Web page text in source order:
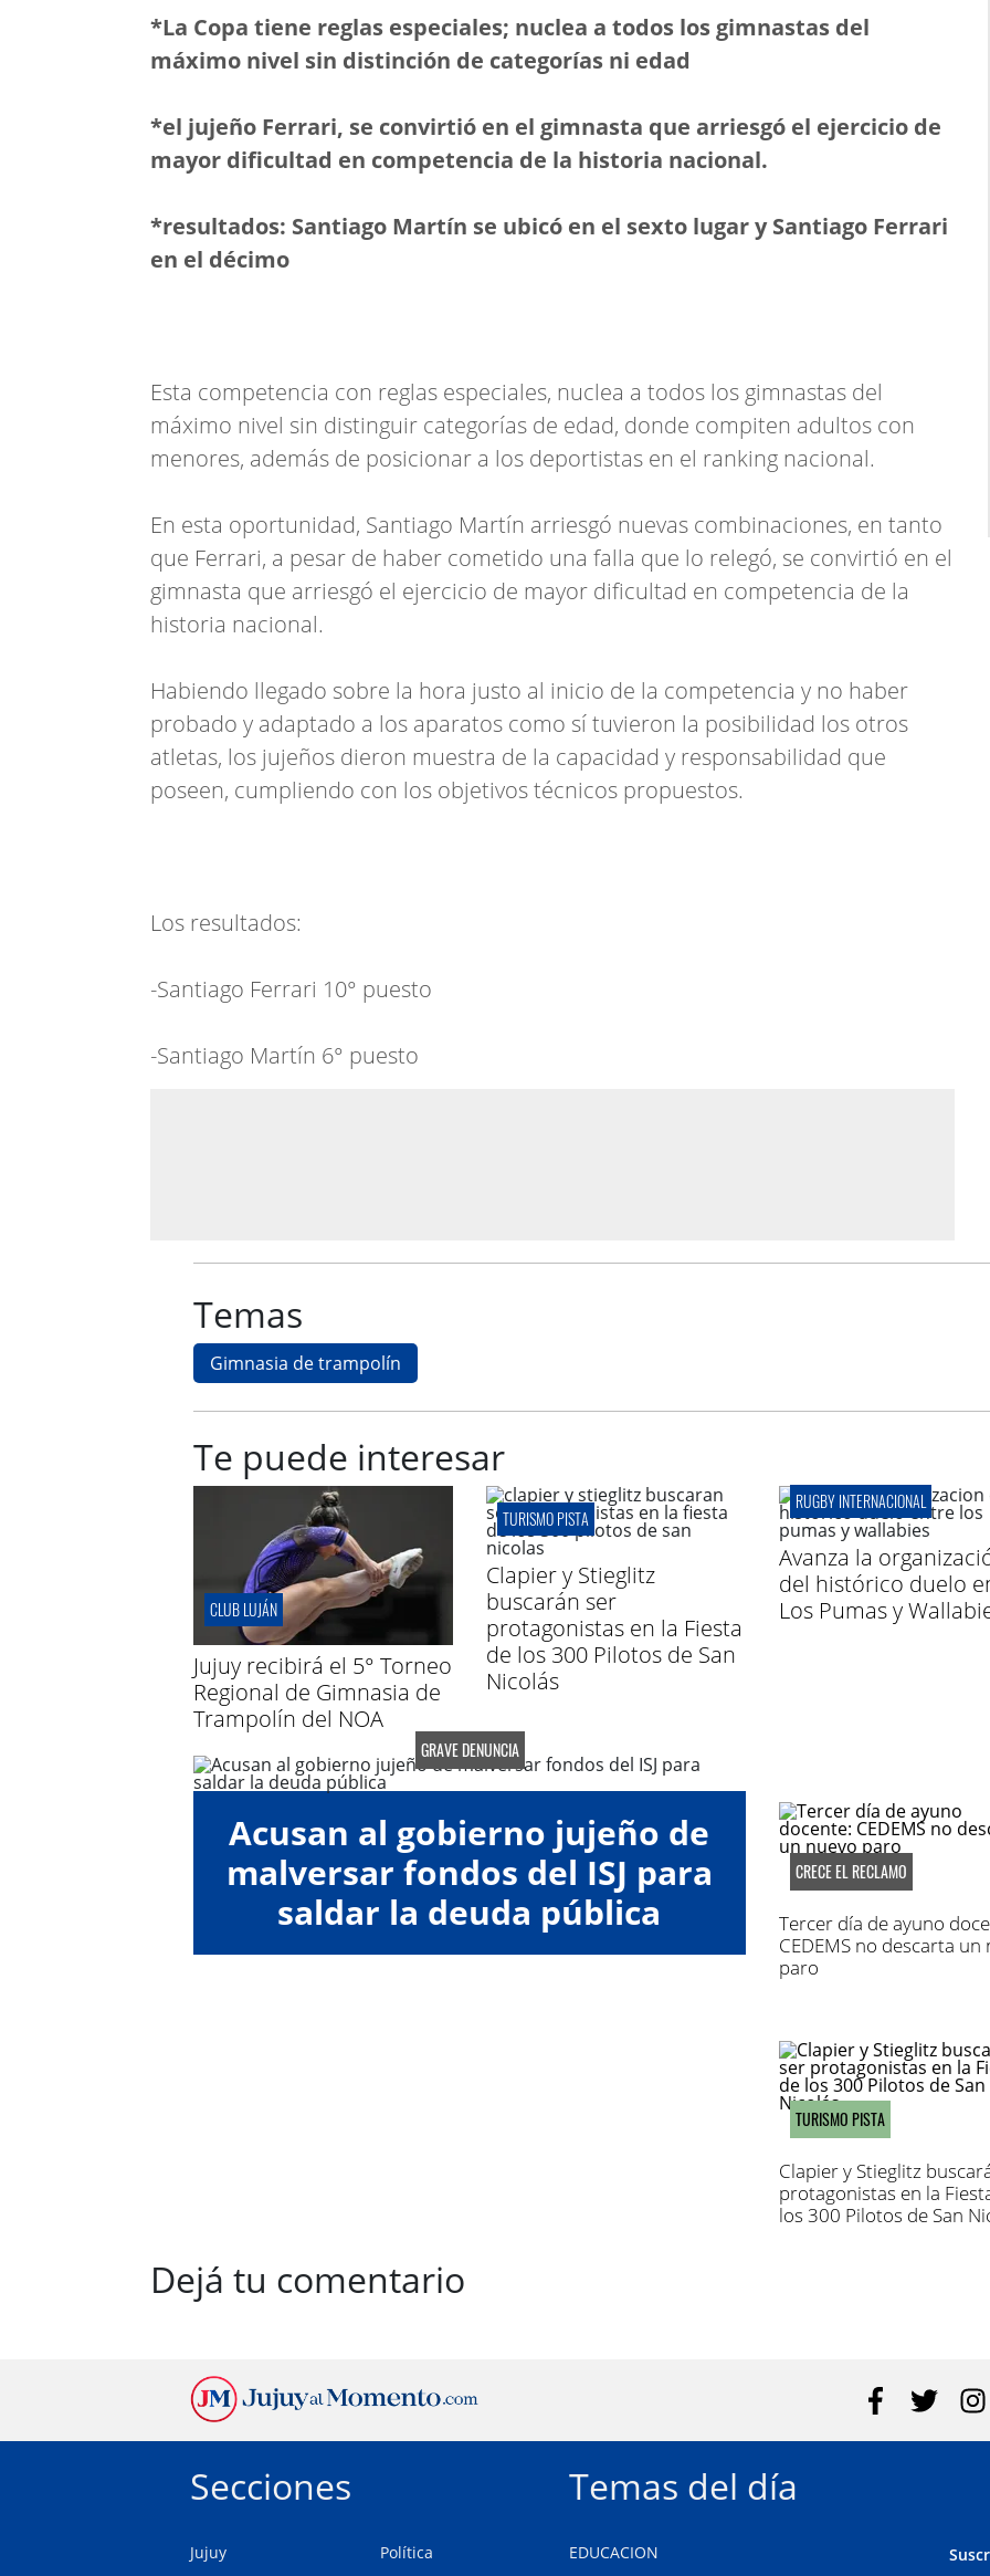
*La Copa tiene reglas especiales; nuclea a todos los gimnastas del
máximo nivel sin distinción de categorías ni edad
*el jujeño Ferrari, se convirtió en el gimnasta que arriesgó el ejercicio de
mayor dificultad en competencia de la historia nacional.
*resultados: Santiago Martín se ubicó en el sexto lugar y Santiago Ferrari
en el décimo
Esta competencia con reglas especiales, nuclea a todos los gimnastas del
máximo nivel sin distinguir categorías de edad, donde compiten adultos con
menores, además de posicionar a los deportistas en el ranking nacional.
En esta oportunidad, Santiago Martín arriesgó nuevas combinaciones, en tanto
que Ferrari, a pesar de haber cometido una falla que lo relegó, se convirtió en el
gimnasta que arriesgó el ejercicio de mayor dificultad en competencia de la
historia nacional.
Habiendo llegado sobre la hora justo al inicio de la competencia y no haber
probado y adaptado a los aparatos como sí tuvieron la posibilidad los otros
atletas, los jujeños dieron muestra de la capacidad y responsabilidad que
poseen, cumpliendo con los objetivos técnicos propuestos.
Los resultados:
-Santiago Ferrari 10° puesto
-Santiago Martín 6° puesto
Temas
Gimnasia de trampolín
Te puede interesar
CLUB LUJÁN
Jujuy recibirá el 5° Torneo
Regional de Gimnasia de
Trampolín del NOA
TURISMO PISTA
Clapier y Stieglitz
buscarán ser
protagonistas en la Fiesta
de los 300 Pilotos de San
Nicolás
RUGBY INTERNACIONAL
Avanza la
del histórico duelo
Los Pumas y
GRAVE DENUNCIA
Acusan al gobierno jujeño de
malversar fondos del ISJ para
saldar la deuda pública
CRECE EL RECLAMO
Tercer día de ayuno
CEDEMS no descarta un
paro
TURISMO PISTA
Clapier y Stieglitz
protagonistas en la
los 300 Pilotos de San
Dejá tu comentario
Secciones
Jujuy Política
Temas del día
EDUCACION